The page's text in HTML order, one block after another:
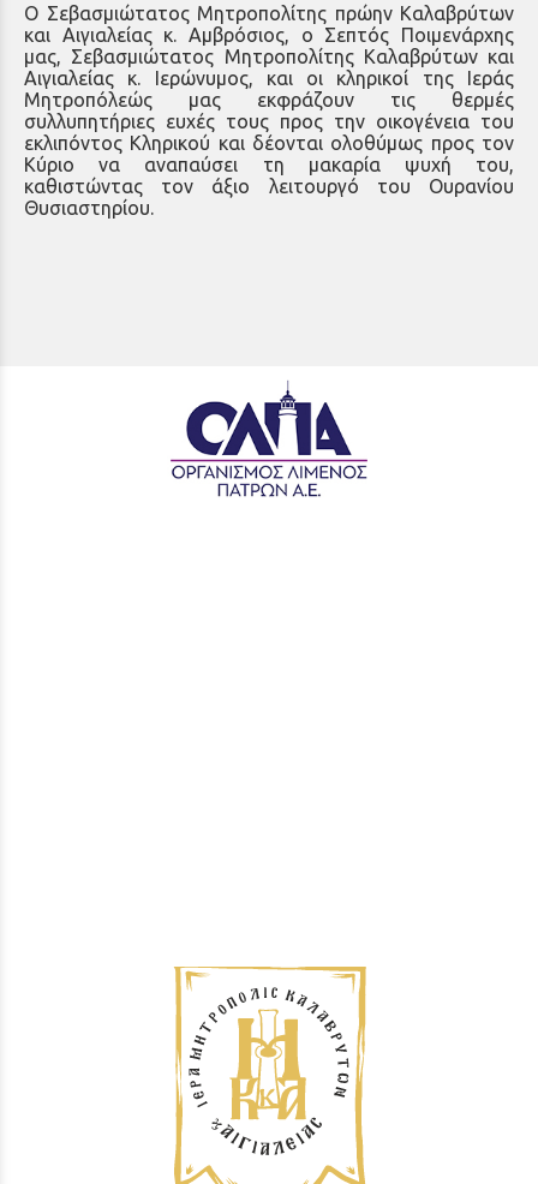
Ο Σεβασμιώτατος Μητροπολίτης πρώην Καλαβρύτων
και Αιγιαλείας κ. Αμβρόσιος, ο Σεπτός Ποιμενάρχης
μας, Σεβασμιώτατος Μητροπολίτης Καλαβρύτων και
Αιγιαλείας κ. Ιερώνυμος, και οι κληρικοί της Ιεράς
Μητροπόλεώς μας εκφράζουν τις θερμές
συλλυπητήριες ευχές τους προς την οικογένεια του
εκλιπόντος Κληρικού και δέονται ολοθύμως προς τον
Κύριο να αναπαύσει τη μακαρία ψυχή του,
καθιστώντας τον άξιο λειτουργό του Ουρανίου
Θυσιαστηρίου.